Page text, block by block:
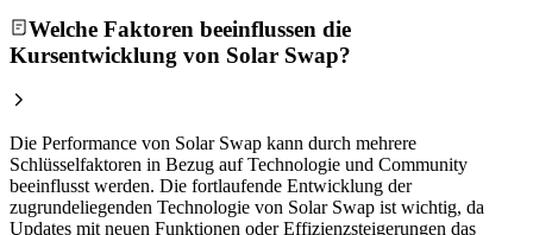
Welche Faktoren beeinflussen die
Kursentwicklung von Solar Swap?
Die Performance von Solar Swap kann durch mehrere
Schlüsselfaktoren in Bezug auf Technologie und Community
beeinflusst werden. Die fortlaufende Entwicklung der
zugrundeliegenden Technologie von Solar Swap ist wichtig, da
Updates mit neuen Funktionen oder Effizienzsteigerungen das